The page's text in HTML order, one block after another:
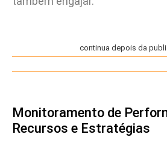
continua depois da
Monitoramento de
Recursos e Estratégias